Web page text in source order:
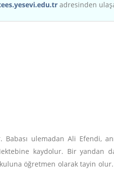
adresinden
Babası ulemadan Ali Efendi,
kaydolur. Bir yandan
öğretmen olarak tayin